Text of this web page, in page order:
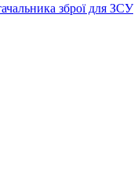
зброї для ЗСУ